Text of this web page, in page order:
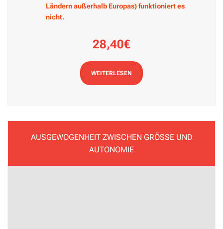
Ländern außerhalb Europas) funktioniert es
nicht.
28,40€
WEITERLESEN
AUSGEWOGENHEIT ZWISCHEN GRÖSSE UND
AUTONOMIE